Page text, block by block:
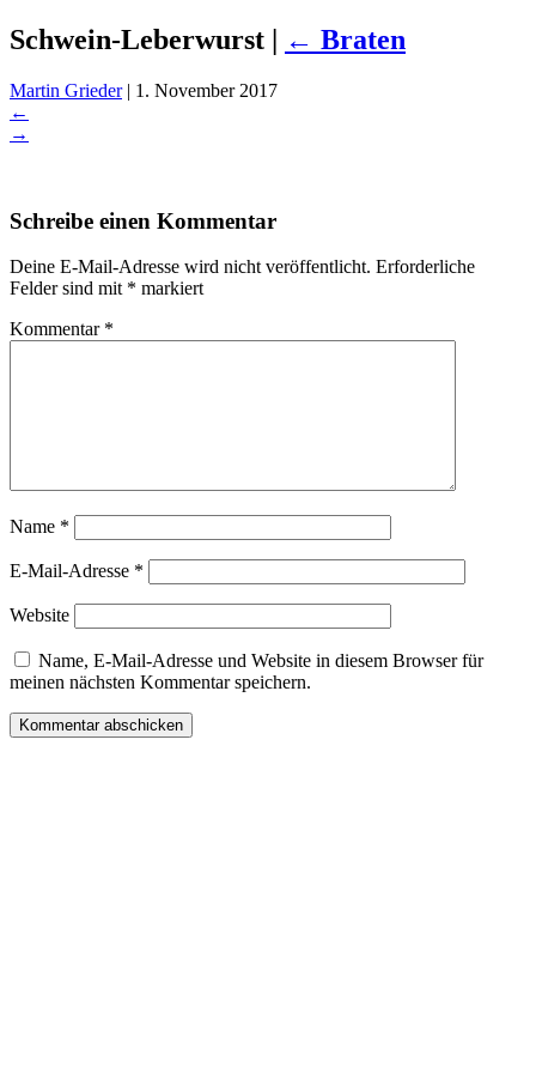
Schwein-Leberwurst | ← Braten
Martin Grieder | 1. November 2017
←
→
Schreibe einen Kommentar
Deine E-Mail-Adresse wird nicht veröffentlicht. Erforderliche
Felder sind mit * markiert
Kommentar *
Name *
E-Mail-Adresse *
Website
Name, E-Mail-Adresse und Website in diesem Browser für
meinen nächsten Kommentar speichern.